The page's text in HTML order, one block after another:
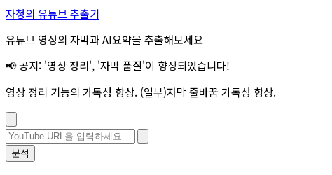
자청의 유튜브 추출기
유튜브 영상의 자막과 AI요약을 추출해보세요
📢 공지: '영상 정리', '자막 품질'이 향상되었습니다!
영상 정리 기능의 가독성 향상. (일부)자막 줄바꿈 가독성 향상.
분석